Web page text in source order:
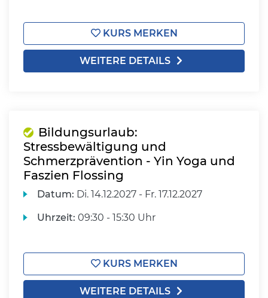
KURS MERKEN
WEITERE DETAILS
Bildungsurlaub:
Stressbewältigung und
Schmerzprävention - Yin Yoga und
Faszien Flossing
Datum: Di. 14.12.2027 - Fr. 17.12.2027
Uhrzeit: 09:30 - 15:30 Uhr
KURS MERKEN
WEITERE DETAILS